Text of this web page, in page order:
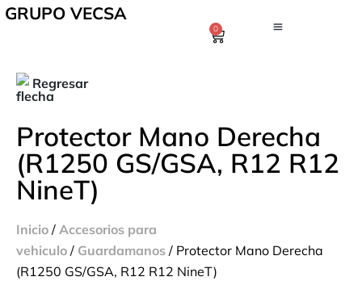
GRUPO VECSA
0
Regresar
Protector Mano Derecha
(R1250 GS/GSA, R12 R12
NineT)
Inicio / Accesorios para
vehiculo / Guardamanos / Protector Mano Derecha
(R1250 GS/GSA, R12 R12 NineT)